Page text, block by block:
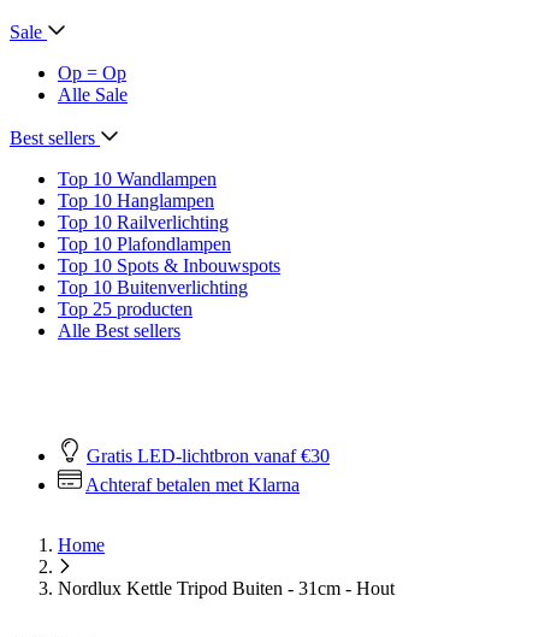
Sale
Op = Op
Alle Sale
Best sellers
Top 10 Wandlampen
Top 10 Hanglampen
Top 10 Railverlichting
Top 10 Plafondlampen
Top 10 Spots & Inbouwspots
Top 10 Buitenverlichting
Top 25 producten
Alle Best sellers
Gratis LED-lichtbron vanaf €30
Achteraf betalen met Klarna
Home
Nordlux Kettle Tripod Buiten - 31cm - Hout